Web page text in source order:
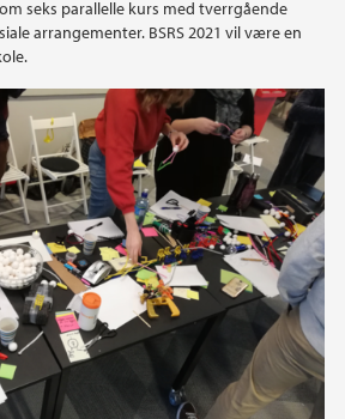
seks parallelle kurs med tverrgående
arrangementer. BSRS 2021 vil være en
2015
2013
2012
2011
2010
2009